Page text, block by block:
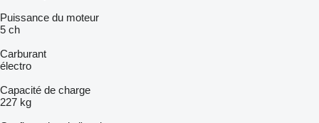
Puissance du moteur
5 ch
Carburant
électro
Capacité de charge
227 kg